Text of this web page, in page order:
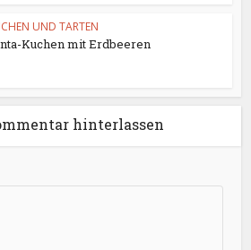
UND TARTEN
Kuchen mit Erdbeeren
hinterlassen